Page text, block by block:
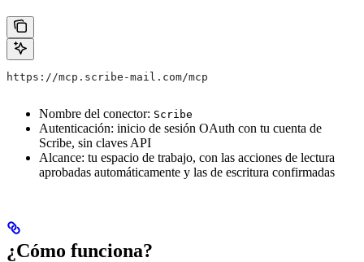
https://mcp.scribe-mail.com/mcp
Nombre del conector: Scribe
Autenticación: inicio de sesión OAuth con tu cuenta de
Scribe, sin claves API
Alcance: tu espacio de trabajo, con las acciones de lectura
aprobadas automáticamente y las de escritura confirmadas
¿Cómo funciona?